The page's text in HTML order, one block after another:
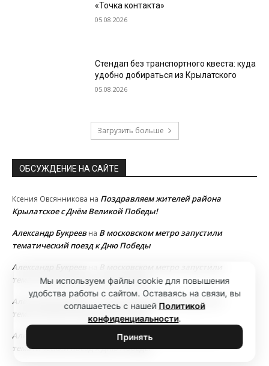
«Точка контакта»
05.08.2026
Стендап без транспортного квеста: куда
удобно добираться из Крылатского
05.08.2026
Загрузить больше
ОБСУЖДЕНИЕ НА САЙТЕ
Ксения Овсянникова на Поздравляем жителей района
Крылатское с Днём Великой Победы!
Александр Букреевна В московском метро запустили
тематический поезд к Дню Победы
Александр Букреев
В московском метро запустили
тематический поезд к Дню Победы
Александр Букреев
В московском метро запустили
тематический поезд к Дню Победы
Александр Букреев
В московском метро запустили
тематический поезд к Дню Победы
Мы используем файлы cookie для повышения
удобства работы с сайтом. Оставаясь на связи, вы
соглашаетесь с нашей Политикой
конфиденциальности.
Принять